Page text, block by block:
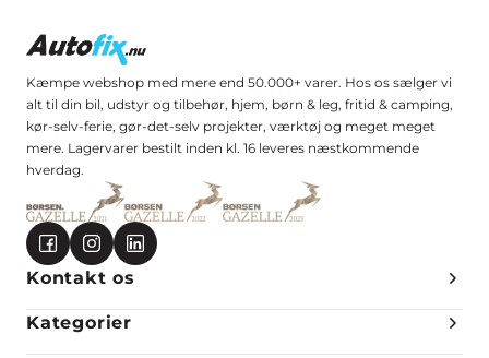
Kæmpe webshop med mere end 50.000+ varer. Hos os sælger vi
alt til din bil, udstyr og tilbehør, hjem, børn & leg, fritid & camping,
kør-selv-ferie, gør-det-selv projekter, værktøj og meget meget
mere. Lagervarer bestilt inden kl. 16 leveres næstkommende
hverdag.
Kontakt os
Kategorier